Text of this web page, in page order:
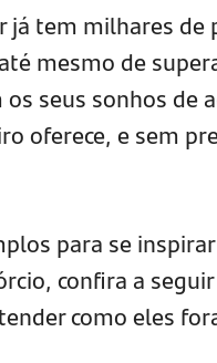
já tem milhares
mesmo de
seus sonhos de
oferece, e sem
para se
confira a
como eles